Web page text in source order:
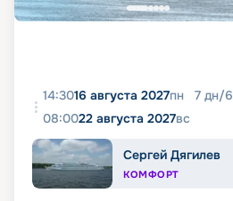
14:3016 августа 2027пн 7 дн/6
08:0022 августа 2027вс
Сергей Дягилев
КОМФОРТ